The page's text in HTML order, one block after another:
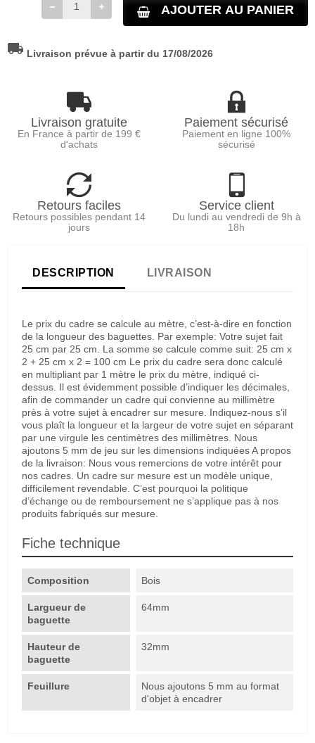
AJOUTER AU PANIER
local_shipping Livraison prévue à partir du 17/08/2026
Livraison gratuite
En France à partir de 199 €
d'achats
Paiement sécurisé
Paiement en ligne 100%
sécurisé
Retours faciles
Retours possibles pendant 14
jours
Service client
Du lundi au vendredi de 9h à
18h
DESCRIPTION LIVRAISON
Le prix du cadre se calcule au mètre, c’est-à-dire en fonction
de la longueur des baguettes. Par exemple: Votre sujet fait
25 cm par 25 cm. La somme se calcule comme suit: 25 cm x
2 + 25 cm x 2 = 100 cm Le prix du cadre sera donc calculé
en multipliant par 1 mètre le prix du mètre, indiqué ci-
dessus. Il est évidemment possible d’indiquer les décimales,
afin de commander un cadre qui convienne au millimètre
près à votre sujet à encadrer sur mesure. Indiquez-nous s’il
vous plaît la longueur et la largeur de votre sujet en séparant
par une virgule les centimètres des millimètres. Nous
ajoutons 5 mm de jeu sur les dimensions indiquées A propos
de la livraison: Nous vous remercions de votre intérêt pour
nos cadres. Un cadre sur mesure est un modèle unique,
difficilement revendable. C’est pourquoi la politique
d’échange ou de remboursement ne s’applique pas à nos
produits fabriqués sur mesure.
Fiche technique
Composition Bois
Largueur de
baguette
64mm
Hauteur de
baguette
32mm
Feuillure
Nous ajoutons 5 mm au format
d'objet à encadrer